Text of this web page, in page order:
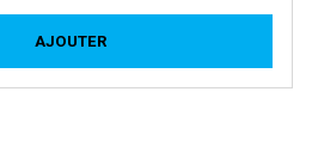
AJOUTER